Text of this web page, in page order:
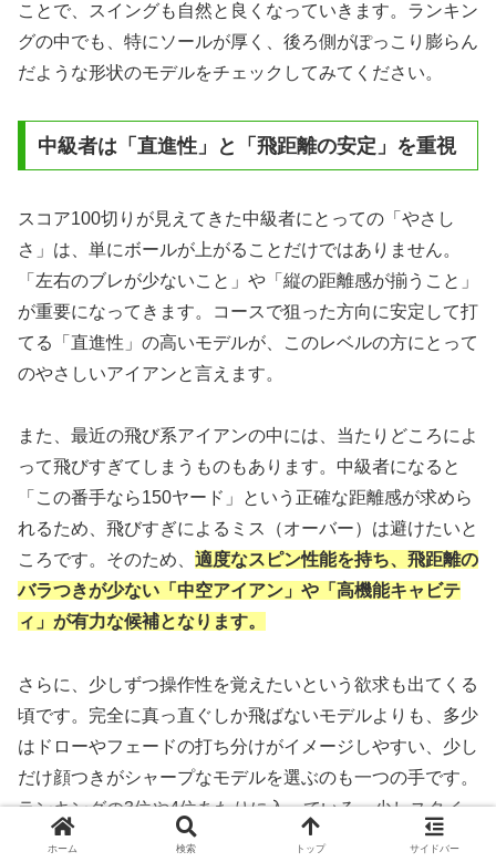
ことで、スイングも自然と良くなっていきます。ランキン
グの中でも、特にソールが厚く、後ろ側がぽっこり膨らん
だような形状のモデルをチェックしてみてください。
中級者は「直進性」と「飛距離の安定」を重視
スコア100切りが見えてきた中級者にとっての「やさし
さ」は、単にボールが上がることだけではありません。
「左右のブレが少ないこと」や「縦の距離感が揃うこと」
が重要になってきます。コースで狙った方向に安定して打
てる「直進性」の高いモデルが、このレベルの方にとって
のやさしいアイアンと言えます。
また、最近の飛び系アイアンの中には、当たりどころによ
って飛びすぎてしまうものもあります。中級者になると
「この番手なら150ヤード」という正確な距離感が求めら
れるため、飛びすぎによるミス（オーバー）は避けたいと
ころです。そのため、 適度なスピン性能を持ち、飛距離の
バラつきが少ない「中空アイアン」や「高機能キャビテ
ィ」が有力な候補となります。
さらに、少しずつ操作性を覚えたいという欲求も出てくる
頃です。完全に真っ直ぐしか飛ばないモデルよりも、多少
はドローやフェードの打ち分けがイメージしやすい、少し
だけ顔つきがシャープなモデルを選ぶのも一つの手です。
ランキングの3位や4位あたりに入っている、少しスタイ
リッシュなモデルが狙い目かもしれません。
ホーム 検索 トップ サイドバー